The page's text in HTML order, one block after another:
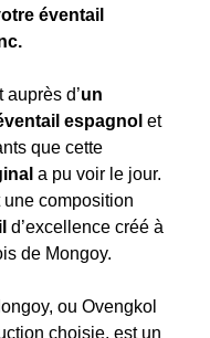
éventail
auprès d’un
espagnol et
que cette
a pu voir le jour.
composition
d’excellence créé à
de Mongoy.
ou Ovengkol
choisie, est un